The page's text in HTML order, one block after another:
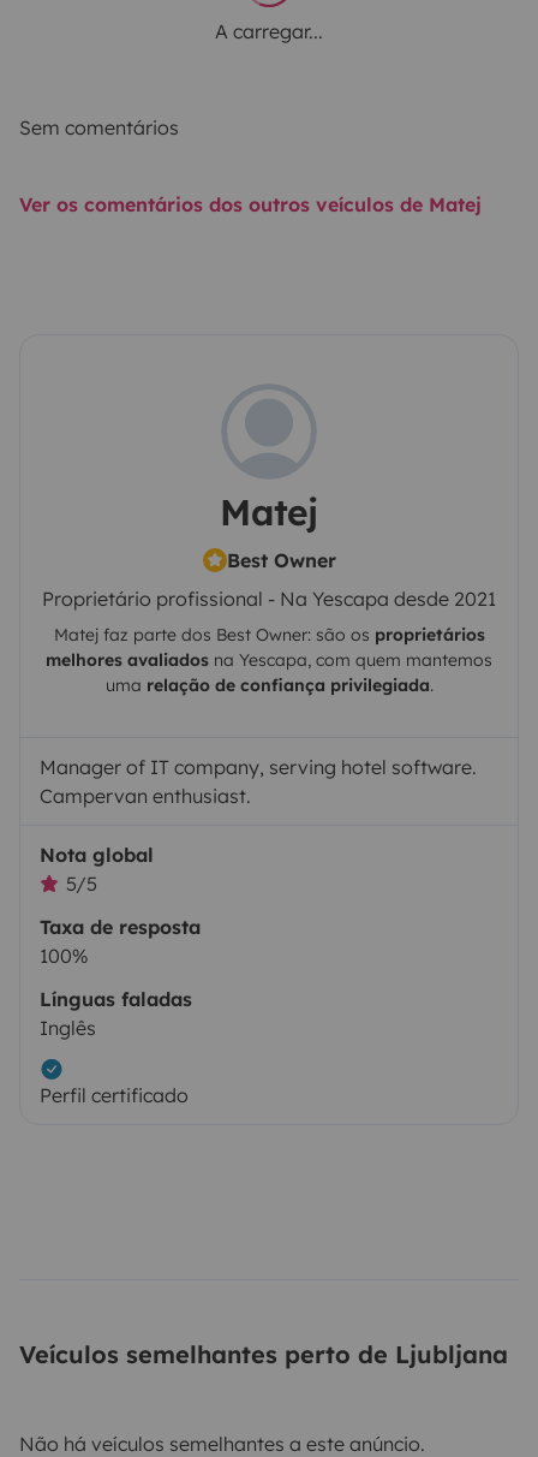
A carregar...
Sem comentários
Ver os comentários dos outros veículos de Matej
Matej
Best Owner
Proprietário profissional - Na Yescapa desde 2021
Matejfaz parte dos Best Owner: são os proprietários
melhores avaliados na Yescapa, com quem mantemos
uma relação de confiança privilegiada.
Manager of IT company, serving hotel software.
Campervan enthusiast.
Nota global
5/5
Taxa de resposta
100%
Línguas faladas
Inglês
Perfil certificado
Veículos semelhantes perto de Ljubljana
Não há veículos semelhantes a este anúncio.